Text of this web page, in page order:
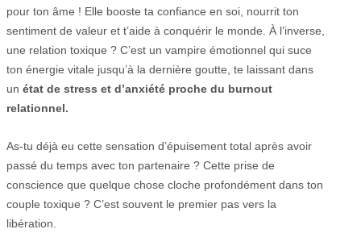
pour ton âme ! Elle booste ta confiance en soi, nourrit ton
sentiment de valeur et t’aide à conquérir le monde. À l’inverse,
une relation toxique ? C’est un vampire émotionnel qui suce
ton énergie vitale jusqu’à la dernière goutte, te laissant dans
un état de stress et d’anxiété proche du burnout
relationnel.
As-tu déjà eu cette sensation d’épuisement total après avoir
passé du temps avec ton partenaire ? Cette prise de
conscience que quelque chose cloche profondément dans ton
couple toxique ? C’est souvent le premier pas vers la
libération.